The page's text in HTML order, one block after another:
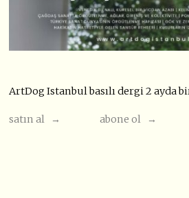
ArtDog Istanbul basılı dergi 2 ayda
satın al → abone ol →